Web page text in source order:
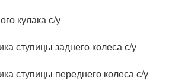
кулака с/у
ступицы заднего колеса с/у
ступицы переднего колеса с/у